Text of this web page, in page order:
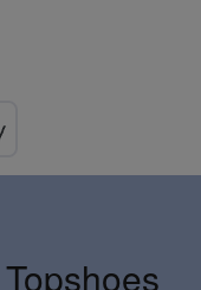
Topshoes